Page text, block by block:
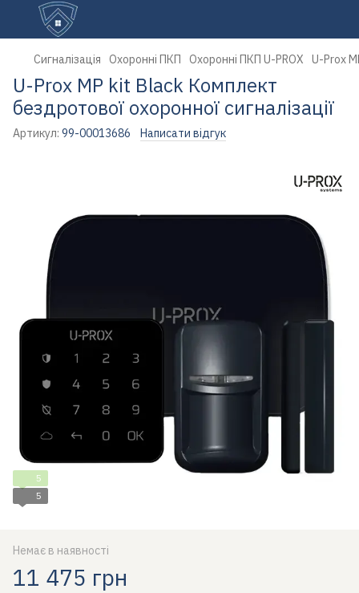
Сигналізація Охоронні ПКП Охоронні ПКП U-PROX U-Prox
U-Prox MP kit Black Комплект
бездротової охоронної сигналізації
Артикул: 99-00013686 Написати відгук
5
5
Немає в наявності
11 475 грн